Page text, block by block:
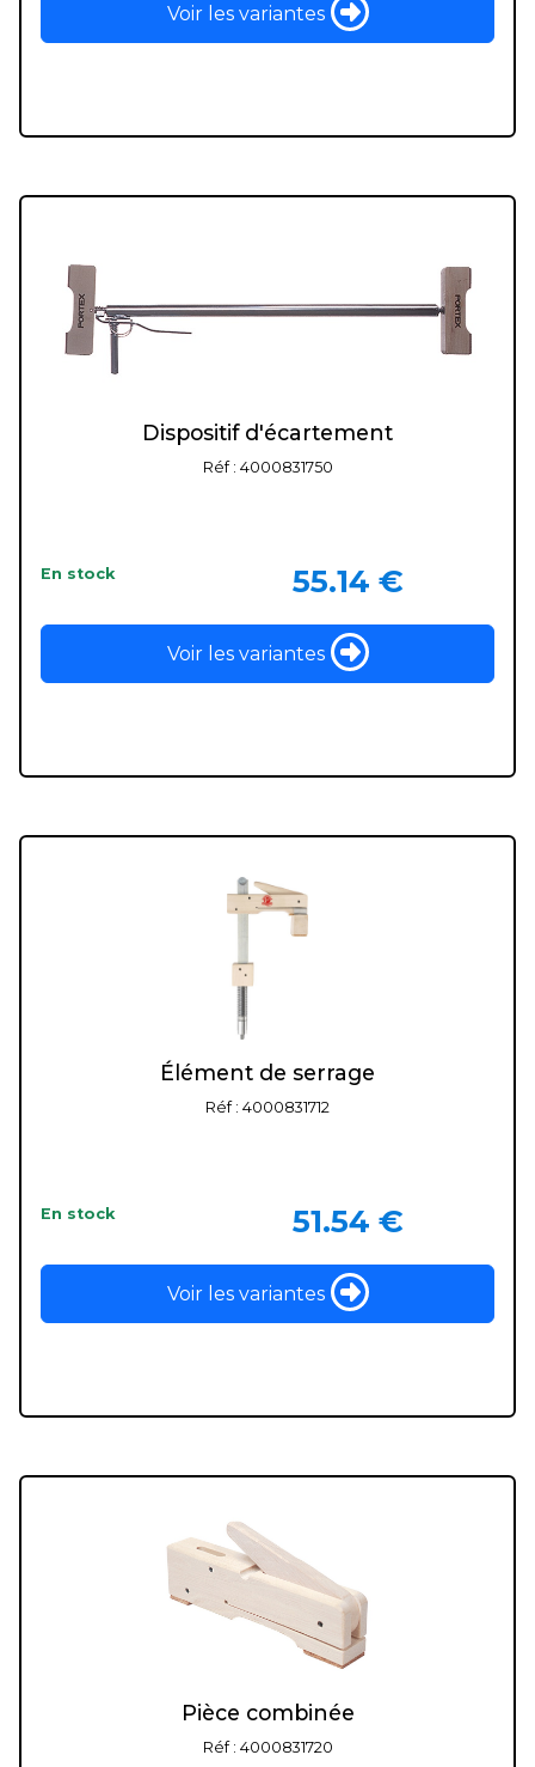
Voir les variantes
Dispositif d'écartement
Réf : 4000831750
En stock 55.14 €
Voir les variantes
Élément de serrage
Réf : 4000831712
En stock 51.54 €
Voir les variantes
Pièce combinée
Réf : 4000831720